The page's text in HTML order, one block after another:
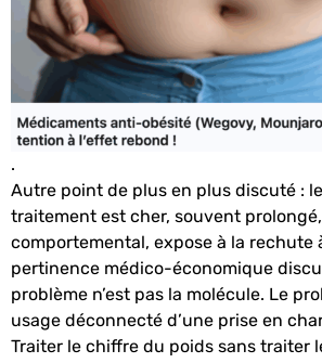
.
Autre point de plus en plus discuté :
traitement est cher, souvent
comportemental, expose à la rechute
pertinence médico-économique
problème n’est pas la molécule. Le
usage déconnecté d’une prise en
Traiter le chiffre du poids sans traiter